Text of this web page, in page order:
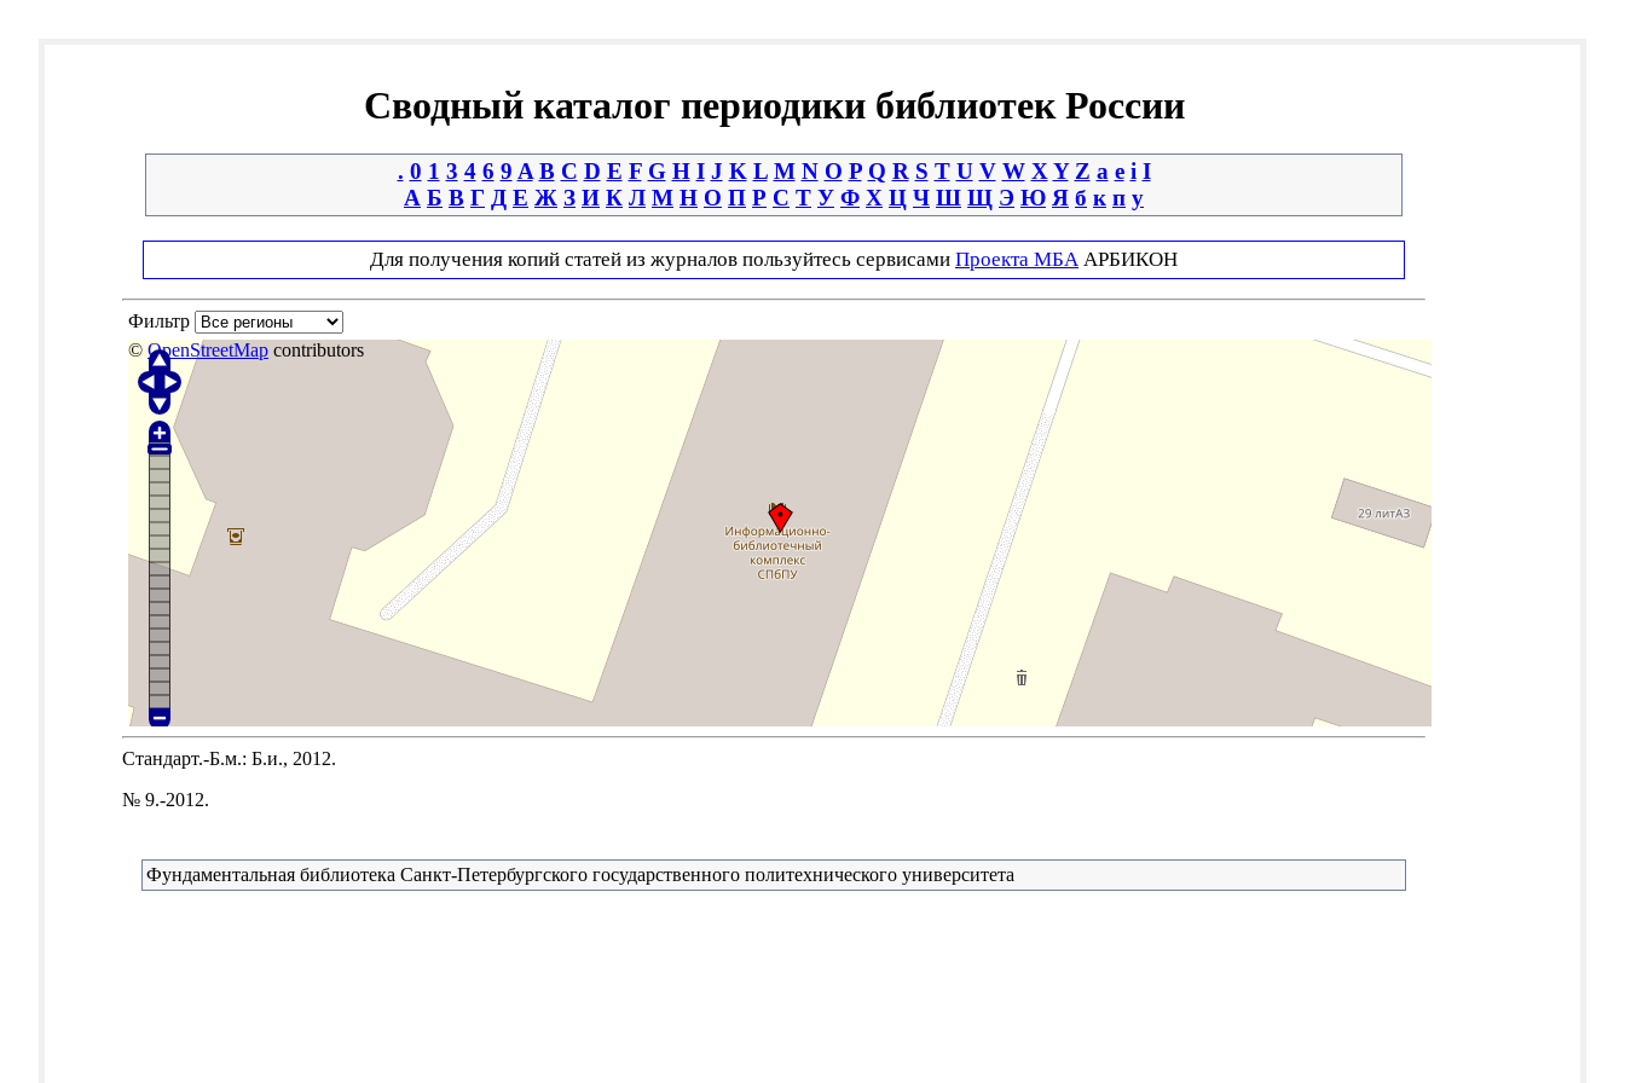
Сводный каталог периодики библиотек России
. 0 1 3 4 6 9 A B C D E F G H I J K L M N O P Q R S T U V W X Y Z a e i І
А Б В Г Д Е Ж З И К Л М Н О П Р С Т У Ф Х Ц Ч Ш Щ Э Ю Я б к п у
Для получения копий статей из журналов пользуйтесь сервисами Проекта МБА АРБИКОН
Фильтр
© OpenStreetMap contributors
Стандарт.-Б.м.: Б.и., 2012.
№ 9.-2012.
Фундаментальная библиотека Санкт-Петербургского государственного политехнического университета